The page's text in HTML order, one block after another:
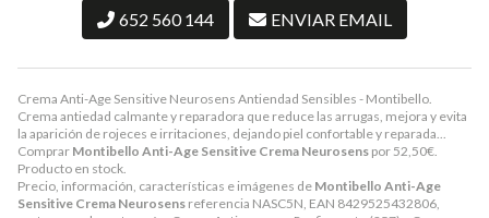
Crema Anti-Age Sensitive Neurosens Antiendad Sensibles - Montibello.
Crema antiedad calmante y reparadora que reduce las arrugas, mejora y evita
la aparición de rojeces e irritaciones, dejando piel confortable y reparada...
Comprar Montibello Anti-Age Sensitive Crema Neurosens por 52,50€
Producto en stock.
Precio, información, características e imágenes de Montibello Anti-Age
Sensitive Crema Neurosens referencia NASC5N, EAN 8429525432806,
652 560 144 ENVIAR EMAIL